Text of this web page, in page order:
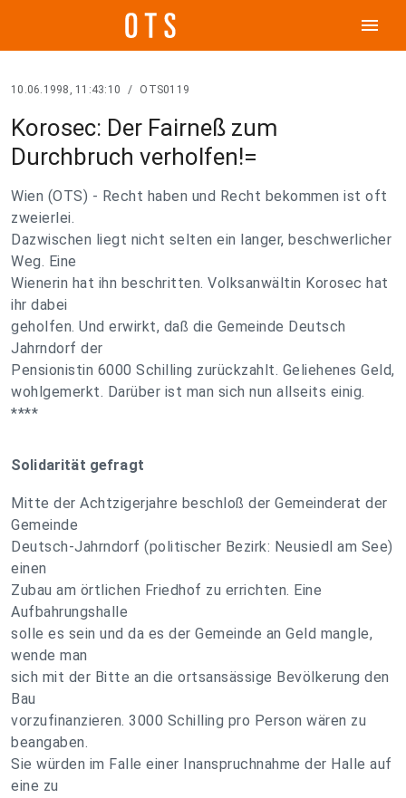
menu
10.06.1998, 11:43:10 / OTS0119
Korosec: Der Fairneß zum
Durchbruch verholfen!=
Wien (OTS) - Recht haben und Recht bekommen ist oft
zweierlei.
Dazwischen liegt nicht selten ein langer, beschwerlicher
Weg. Eine
Wienerin hat ihn beschritten. Volksanwältin Korosec hat
ihr dabei
geholfen. Und erwirkt, daß die Gemeinde Deutsch
Jahrndorf der
Pensionistin 6000 Schilling zurückzahlt. Geliehenes Geld,
wohlgemerkt. Darüber ist man sich nun allseits einig.
****
Solidarität gefragt
Mitte der Achtzigerjahre beschloß der Gemeinderat der
Gemeinde
Deutsch-Jahrndorf (politischer Bezirk: Neusiedl am See)
einen
Zubau am örtlichen Friedhof zu errichten. Eine
Aufbahrungshalle
solle es sein und da es der Gemeinde an Geld mangle,
wende man
sich mit der Bitte an die ortsansässige Bevölkerung den
Bau
vorzufinanzieren. 3000 Schilling pro Person wären zu
beangaben.
Sie würden im Falle einer Inanspruchnahme der Halle auf
eine zu